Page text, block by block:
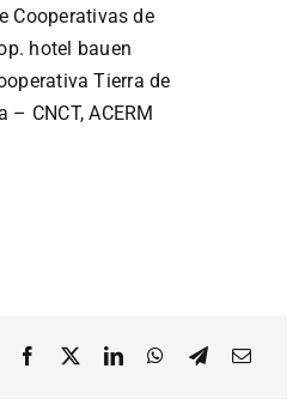
Cooperativas de
hotel bauen
Tierra de
– CNCT,ACERM